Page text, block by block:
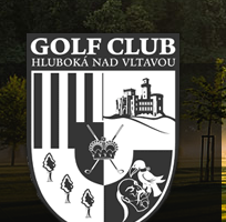
Golf klub Hluboká
nad Vltavou